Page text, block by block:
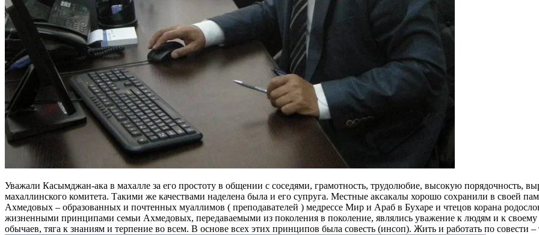
Уважали Касымджан-ака в махалле за его простоту в общении с соседями, грамотность, трудолюбие, высокую порядочность,
махаллинского комитета. Такими же качествами наделена была и его супруга. Местные аксакалы хорошо сохранили в своей
Ахмедовых – образованных и почтенных муаллимов ( преподавателей ) медресcе Мир и Араб в Бухаре и чтецов корана
жизненными принципами семьи Ахмедовых, передаваемыми из поколения в поколение, являлись уважение к людям и к
обычаев, тяга к знаниям и терпение во всем. В основе всех этих принципов была совесть (инсоп). Жить и работать по совести